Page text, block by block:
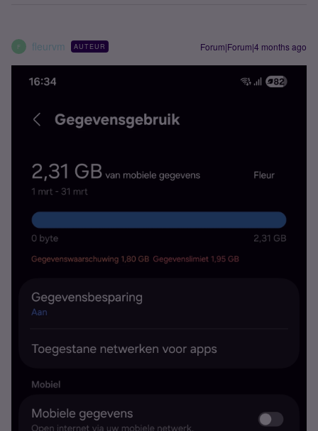
F fleurvm AUTEUR Forum|Forum|4 months ago